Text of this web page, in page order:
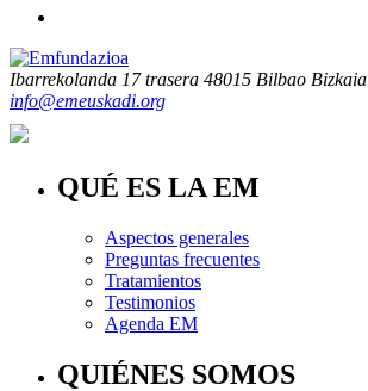
Ibarrekolanda 17 trasera 48015 Bilbao Bizkaia
info@emeuskadi.org
QUÉ ES LA EM
Aspectos generales
Preguntas frecuentes
Tratamientos
Testimonios
Agenda EM
QUIÉNES SOMOS